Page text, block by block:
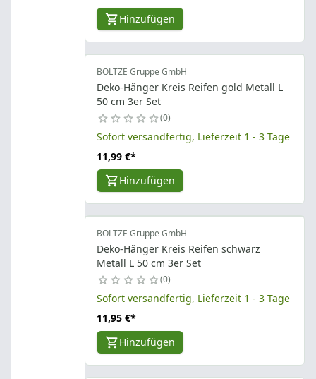
Hinzufügen
BOLTZE Gruppe GmbH
Deko-Hänger Kreis Reifen gold Metall L
50 cm 3er Set
0
Sofort versandfertig, Lieferzeit 1 - 3 Tage
11,99 €*
Hinzufügen
BOLTZE Gruppe GmbH
Deko-Hänger Kreis Reifen schwarz
Metall L 50 cm 3er Set
0
Sofort versandfertig, Lieferzeit 1 - 3 Tage
11,95 €*
Hinzufügen